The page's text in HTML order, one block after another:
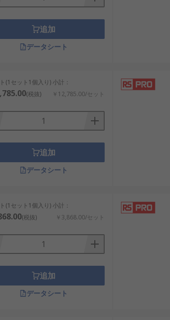
追加
データシート
(1セット1個入り) 小計：
(税抜) ￥12,785.00/セット
追加
データシート
(1セット1個入り) 小計：
(税抜) ￥3,868.00/セット
追加
データシート